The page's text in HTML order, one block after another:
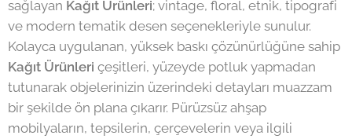
sağlayan Kağıt Ürünleri; vintage, floral, etnik, tipografi
ve modern tematik desen seçenekleriyle sunulur.
Kolayca uygulanan, yüksek baskı çözünürlüğüne sahip
Kağıt Ürünleri çeşitleri, yüzeyde potluk yapmadan
tutunarak objelerinizin üzerindeki detayları muazzam
bir şekilde ön plana çıkarır. Pürüzsüz ahşap
mobilyaların, tepsilerin, çerçevelerin veya ilgili